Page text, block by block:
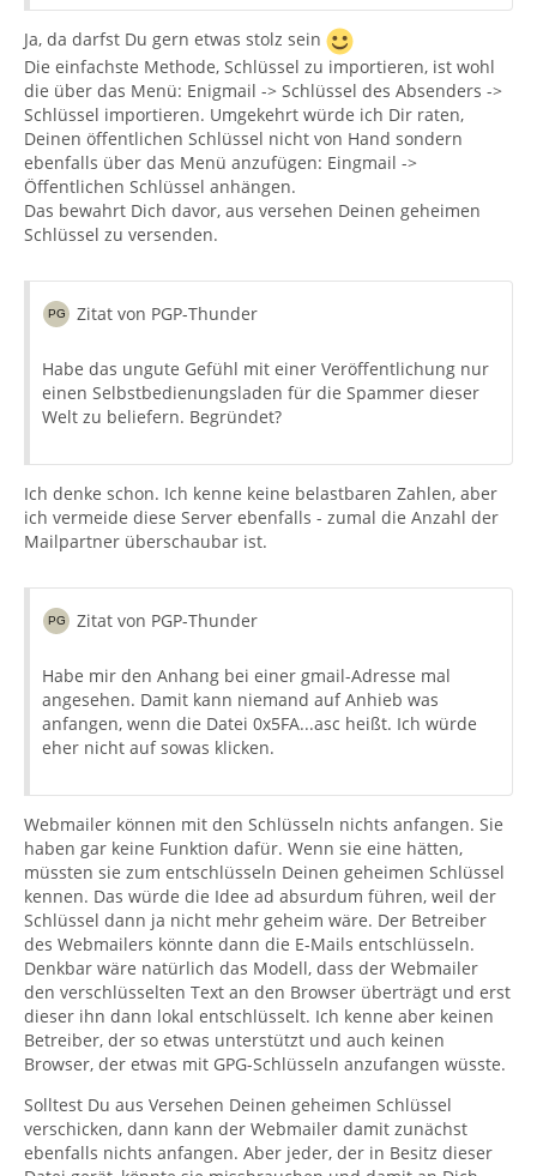
Ja, da darfst Du gern etwas stolz sein
Die einfachste Methode, Schlüssel zu importieren, ist wohl
die über das Menü: Enigmail -> Schlüssel des Absenders ->
Schlüssel importieren. Umgekehrt würde ich Dir raten,
Deinen öffentlichen Schlüssel nicht von Hand sondern
ebenfalls über das Menü anzufügen: Eingmail ->
Öffentlichen Schlüssel anhängen.
Das bewahrt Dich davor, aus versehen Deinen geheimen
Schlüssel zu versenden.
Zitat von PGP-Thunder
Habe das ungute Gefühl mit einer Veröffentlichung nur
einen Selbstbedienungsladen für die Spammer dieser
Welt zu beliefern. Begründet?
Ich denke schon. Ich kenne keine belastbaren Zahlen, aber
ich vermeide diese Server ebenfalls - zumal die Anzahl der
Mailpartner überschaubar ist.
Zitat von PGP-Thunder
Habe mir den Anhang bei einer gmail-Adresse mal
angesehen. Damit kann niemand auf Anhieb was
anfangen, wenn die Datei 0x5FA...asc heißt. Ich würde
eher nicht auf sowas klicken.
Webmailer können mit den Schlüsseln nichts anfangen. Sie
haben gar keine Funktion dafür. Wenn sie eine hätten,
müssten sie zum entschlüsseln Deinen geheimen Schlüssel
kennen. Das würde die Idee ad absurdum führen, weil der
Schlüssel dann ja nicht mehr geheim wäre. Der Betreiber
des Webmailers könnte dann die E-Mails entschlüsseln.
Denkbar wäre natürlich das Modell, dass der Webmailer
den verschlüsselten Text an den Browser überträgt und erst
dieser ihn dann lokal entschlüsselt. Ich kenne aber keinen
Betreiber, der so etwas unterstützt und auch keinen
Browser, der etwas mit GPG-Schlüsseln anzufangen wüsste.
Solltest Du aus Versehen Deinen geheimen Schlüssel
verschicken, dann kann der Webmailer damit zunächst
ebenfalls nichts anfangen. Aber jeder, der in Besitz dieser